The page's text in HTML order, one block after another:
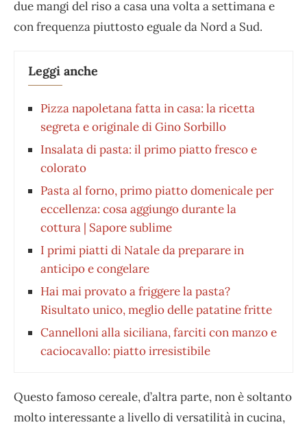
due mangi del riso a casa una volta a settimana e
con frequenza piuttosto eguale da Nord a Sud.
Leggi anche
Pizza napoletana fatta in casa: la ricetta
segreta e originale di Gino Sorbillo
Insalata di pasta: il primo piatto fresco e
colorato
Pasta al forno, primo piatto domenicale per
eccellenza: cosa aggiungo durante la
cottura | Sapore sublime
I primi piatti di Natale da preparare in
anticipo e congelare
Hai mai provato a friggere la pasta?
Risultato unico, meglio delle patatine fritte
Cannelloni alla siciliana, farciti con manzo e
caciocavallo: piatto irresistibile
Questo famoso cereale, d’altra parte, non è soltanto
molto interessante a livello di versatilità in cucina,